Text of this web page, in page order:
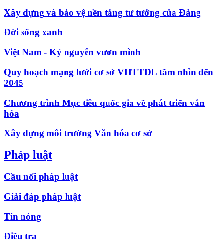
Xây dựng và bảo vệ nền tảng tư tưởng của Đảng
Đời sống xanh
Việt Nam - Kỷ nguyên vươn mình
Quy hoạch mạng lưới cơ sở VHTTDL tầm nhìn đến
2045
Chương trình Mục tiêu quốc gia về phát triển văn
hóa
Xây dựng môi trường Văn hóa cơ sở
Pháp luật
Cầu nối pháp luật
Giải đáp pháp luật
Tin nóng
Điều tra